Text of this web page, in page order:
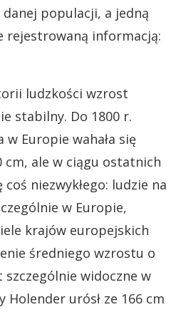
populacji, a jedną
rejestrowaną informacją:
ludzkości wzrost
stabilny. Do 1800 r.
w Europie wahała się
cm, ale w ciągu ostatnich
coś niezwykłego: ludzie na
w Europie,
krajów europejskich
średniego wzrostu o
szczególnie widoczne w
Holender urósł ze 166 cm